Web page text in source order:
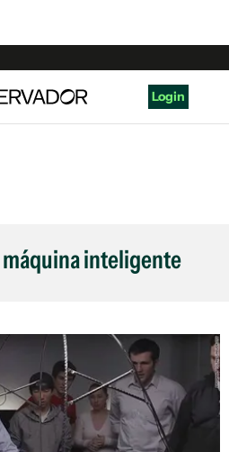
Login
máquina inteligente